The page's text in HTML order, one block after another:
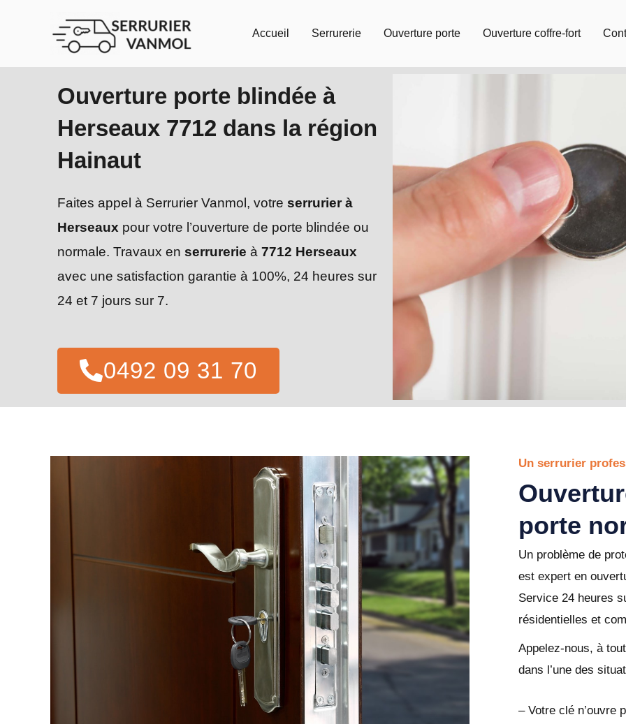
Accueil Serrurerie Ouverture porte Ouverture coffre-fort
Ouverture porte blindée à
Herseaux 7712 dans la région
Hainaut
Faites appel à Serrurier Vanmol, votre serrurier à
Herseaux pour votre l’ouverture de porte blindée ou
normale. Travaux en serrurerie à 7712 Herseaux
avec une satisfaction garantie à 100%, 24 heures sur
24 et 7 jours sur 7.
0492 09 31 70
Un serrurier
porte
Un problème de
est expert en
Service 24 heures
résidentielles et
Appelez-nous, à
dans l’une des
– Votre clé n’ouvre